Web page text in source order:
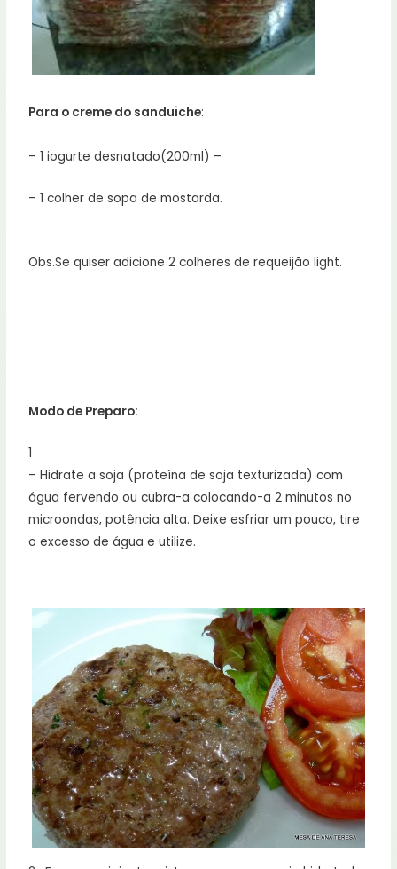
Para o creme do sanduiche:
– 1 iogurte desnatado(200ml) –
– 1 colher de sopa de mostarda.
Obs.Se quiser adicione 2 colheres de requeijão light.
Modo de Preparo:
1
– Hidrate a soja (proteína de soja texturizada) com
água fervendo ou cubra-a colocando-a 2 minutos no
microondas, potência alta. Deixe esfriar um pouco, tire
o excesso de água e utilize.